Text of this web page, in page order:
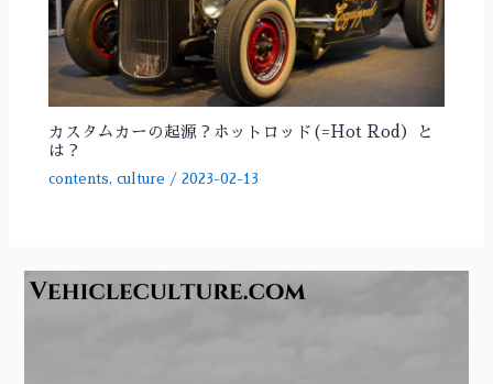
カスタムカーの起源？ホットロッド(=Hot Rod）と
は？
contents,culture /2023-02-13